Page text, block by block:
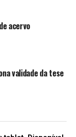
acervo
validade da tese